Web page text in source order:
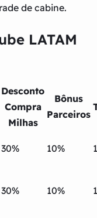
de cabine.
LATAM
Desconto
Compra
Milhas
Bônus
Parceiros
30% 10%
30% 10%